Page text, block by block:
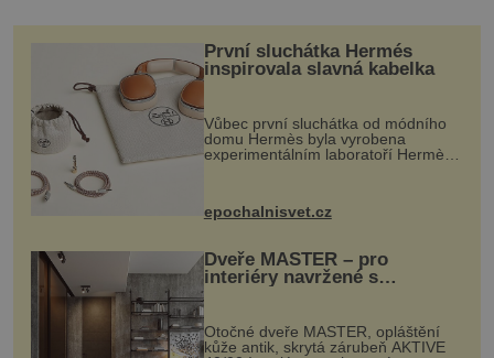
První sluchátka Hermés
inspirovala slavná kabelka
Vůbec první sluchátka od módního
domu Hermès byla vyrobena
experimentálním laboratoří Hermès
kovový...
epochalnisvet.cz
Dveře MASTER – pro
interiéry navržené s
rozumem i vášní!
Otočné dveře MASTER, opláštění
kůže antik, skrytá zárubeň AKTIVE